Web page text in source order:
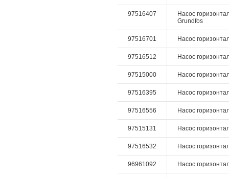
97516407
Насос
Grundfos
97516701 Насос
97516512 Насос
97515000 Насос
97516395 Насос
97516556 Насос
97515131 Насос
97516532 Насос
96961092 Насос